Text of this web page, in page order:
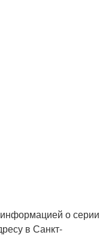
о серии
в Санкт-